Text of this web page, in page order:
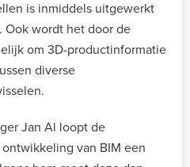
is inmiddels uitgewerkt
Ook wordt het door de
om 3D-productinformatie
diverse
Jan Al loopt de
van BIM een